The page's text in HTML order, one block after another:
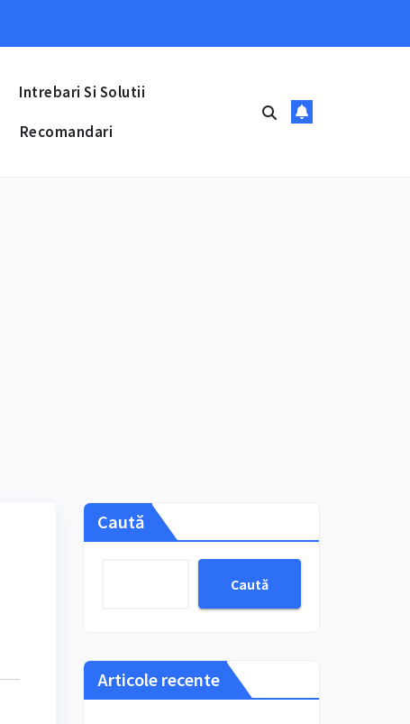
Intrebari Si Solutii
Recomandari
Caută
Caută
Articole recente